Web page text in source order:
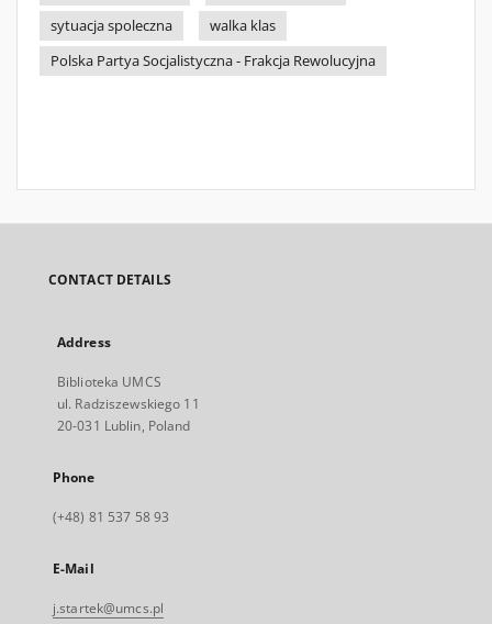
sytuacja spoleczna
walka klas
Polska Partya Socjalistyczna - Frakcja Rewolucyjna
CONTACT DETAILS
Address
Biblioteka UMCS
ul. Radziszewskiego 11
20-031 Lublin, Poland
Phone
(+48) 81 537 58 93
E-Mail
j.startek@umcs.pl